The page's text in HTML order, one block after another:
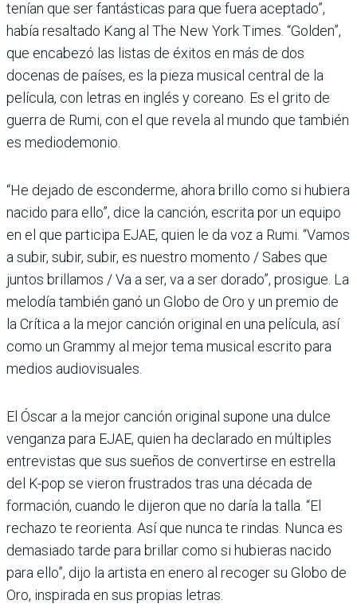
tenían que ser fantásticas para que fuera aceptado”,
había resaltado Kang al The New York Times. “Golden”,
que encabezó las listas de éxitos en más de dos
docenas de países, es la pieza musical central de la
película, con letras en inglés y coreano. Es el grito de
guerra de Rumi, con el que revela al mundo que también
es mediodemonio.
“He dejado de esconderme, ahora brillo como si hubiera
nacido para ello”, dice la canción, escrita por un equipo
en el que participa EJAE, quien le da voz a Rumi. “Vamos
a subir, subir, subir, es nuestro momento / Sabes que
juntos brillamos / Va a ser, va a ser dorado”, prosigue. La
melodía también ganó un Globo de Oro y un premio de
la Crítica a la mejor canción original en una película, así
como un Grammy al mejor tema musical escrito para
medios audiovisuales.
El Óscar a la mejor canción original supone una dulce
venganza para EJAE, quien ha declarado en múltiples
entrevistas que sus sueños de convertirse en estrella
del K-pop se vieron frustrados tras una década de
formación, cuando le dijeron que no daría la talla. “El
rechazo te reorienta. Así que nunca te rindas. Nunca es
demasiado tarde para brillar como si hubieras nacido
para ello”, dijo la artista en enero al recoger su Globo de
Oro, inspirada en sus propias letras.